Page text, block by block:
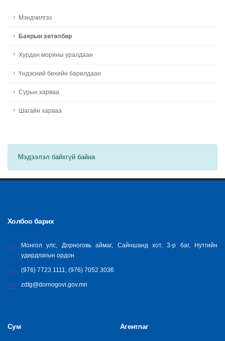
Мэндчилгээ
Баярын хөтөлбөр
Хурдан морины уралдаан
Үндэсний бөхийн барилдаан
Сурын харваа
Шагайн харваа
Мэдээлэл байхгүй байна
Холбоо барих
Монгол улс, Дорноговь аймаг, Сайншанд хот, 3-р баг, Нутгийн
удирдлагын ордон
(976) 7723 1111, (976) 7052 3036
zdtg@dornogovi.gov.mn
Сум Агентлаг